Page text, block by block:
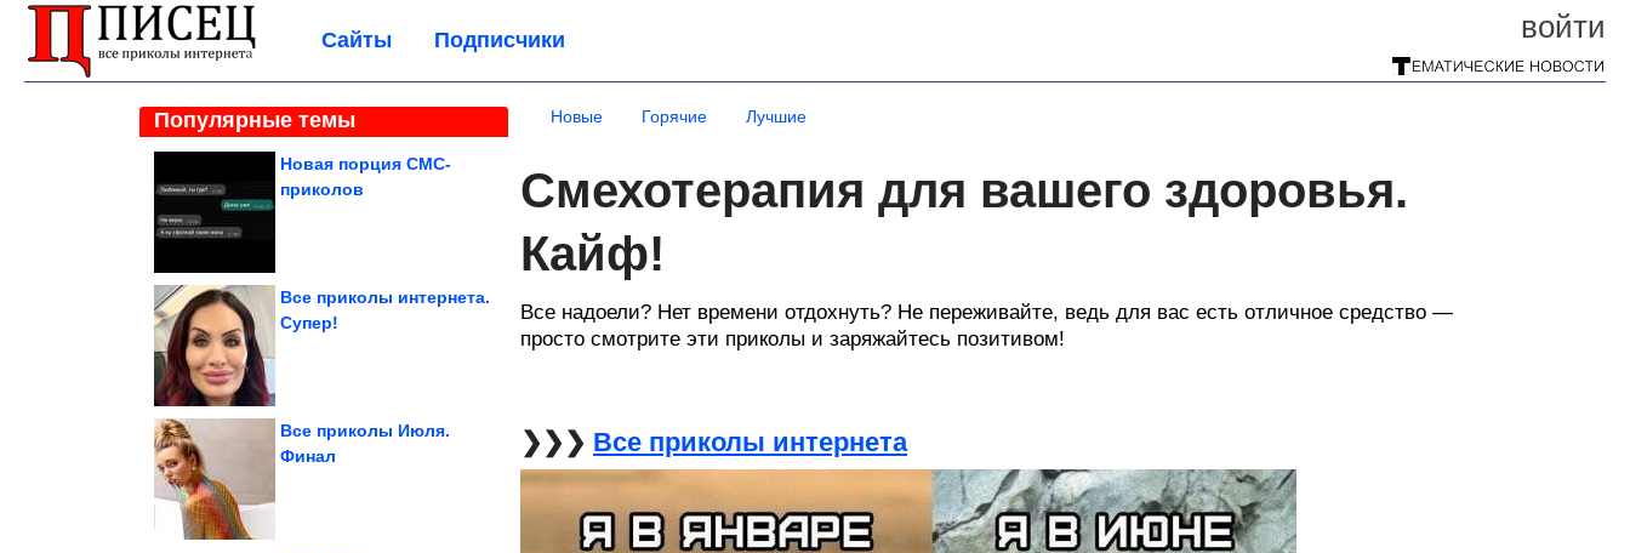
войти
Сайты Подписчики
Популярные темы
Новая порция СМС-
приколов
Все приколы интернета.
Супер!
Все приколы Июля.
Финал
Новые Горячие Лучшие
Смехотерапия для вашего здоровья.
Кайф!
Все надоели? Нет времени отдохнуть? Не переживайте, ведь для вас есть отличное средство —
просто смотрите эти приколы и заряжайтесь позитивом!
❯❯❯ Все приколы интернета